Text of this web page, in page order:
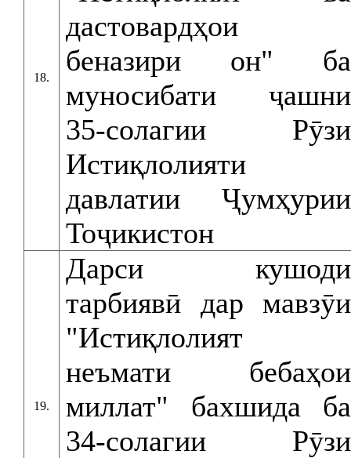
18.
дастовардҳои
беназири он" ба
муносибати ҷашни
35-солагии Рӯзи
Истиқлолияти
давлатии Ҷумҳурии
Тоҷикистон
19.
Дарси кушоди
тарбиявӣ дар мавзӯи
"Истиқлолият
неъмати бебаҳои
миллат" бахшида ба
34-солагии Рӯзи